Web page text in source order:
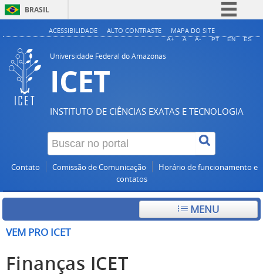
BRASIL
Simplifique!
ACESSIBILIDADE ALTO CONTRASTE MAPA DO SITE
A+ A A- PT EN ES
Universidade Federal do Amazonas
ICET
INSTITUTO DE CIÊNCIAS EXATAS E TECNOLOGIA
Contato Comissão de Comunicação
Horário de funcionamento e
contatos
MENU
VEM PRO ICET
Finanças ICET